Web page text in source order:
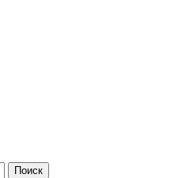
Поиск